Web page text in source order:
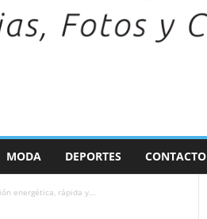
MODA DEPORTES CONTACTO
energética, rápida y...